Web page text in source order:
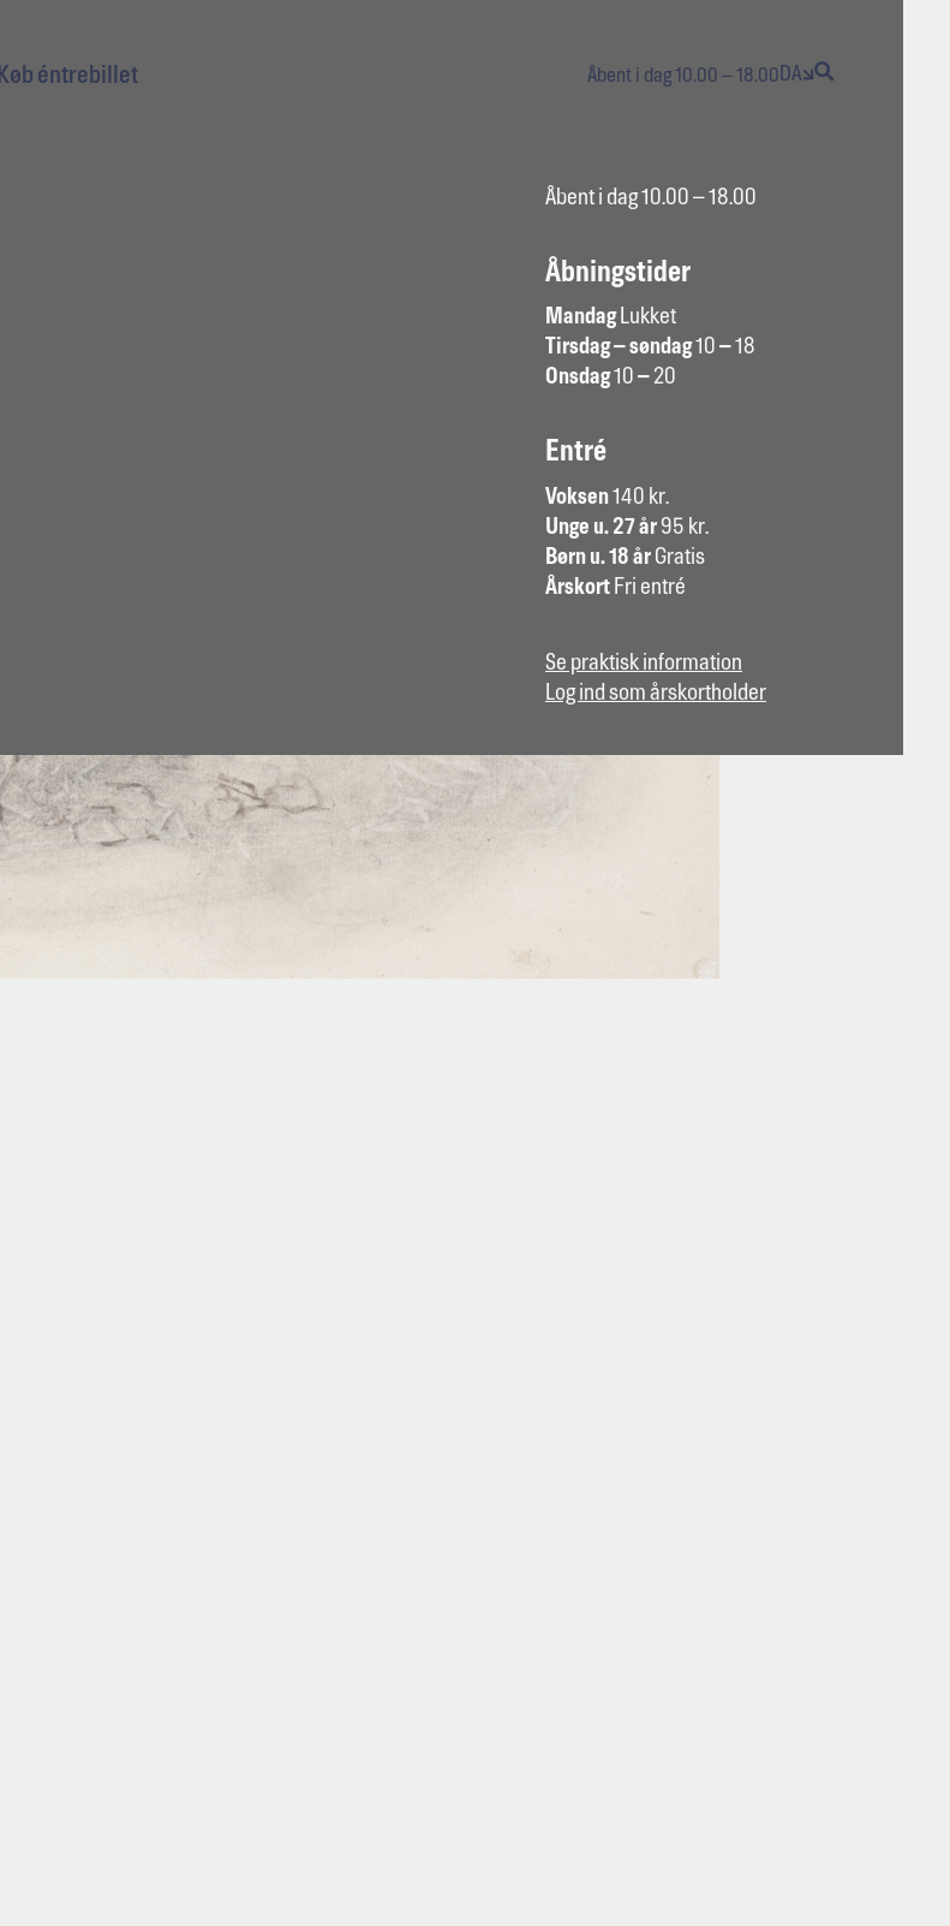
Køb éntrebillet Åbent i dag 10.00 – 18.00 DA
Åbent i dag 10.00 – 18.00
Åbningstider
MandagLukket
Tirsdag – søndag10 –18
Onsdag10 – 20
Entré
Voksen140 kr.
Unge u. 27 år 95 kr.
Børn u. 18 år Gratis
Årskort Fri entré
Se praktisk information
Log ind som årskortholder